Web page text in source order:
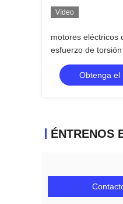
Vídeo
motores eléctricos
esfuerzo de
cambios 2200w
de 50m m altos
Obtenga el